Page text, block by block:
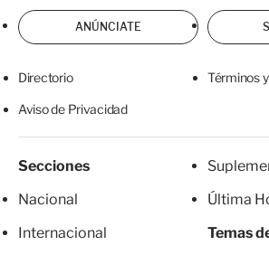
ANÚNCIATE
Directorio Términos
Aviso de Privacidad
Secciones
Nacional
Internacional
Última
Temas